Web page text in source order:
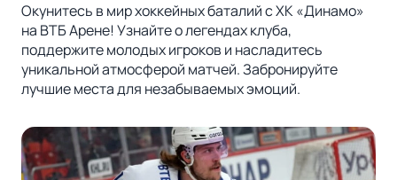
Окунитесь в мир хоккейных баталий с ХК «Динамо»
на ВТБ Арене! Узнайте о легендах клуба,
поддержите молодых игроков и насладитесь
уникальной атмосферой матчей. Забронируйте
лучшие места для незабываемых эмоций.